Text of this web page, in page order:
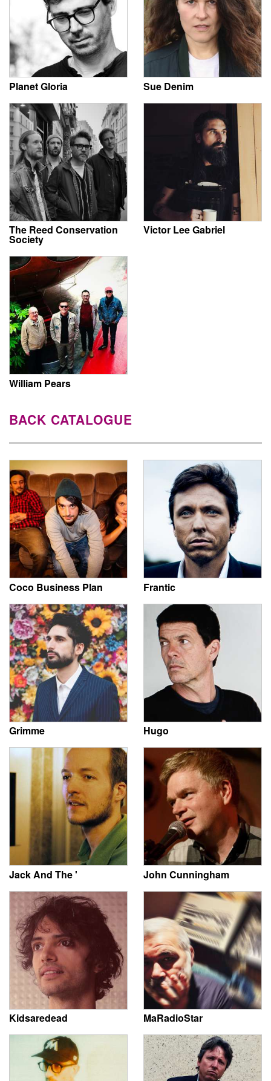
Planet Gloria Sue Denim
The Reed Conservation
Society
Victor Lee Gabriel
William Pears
BACK CATALOGUE
Coco Business Plan Frantic
Grimme Hugo
Jack And The ' John Cunningham
Kidsaredead MaRadioStar